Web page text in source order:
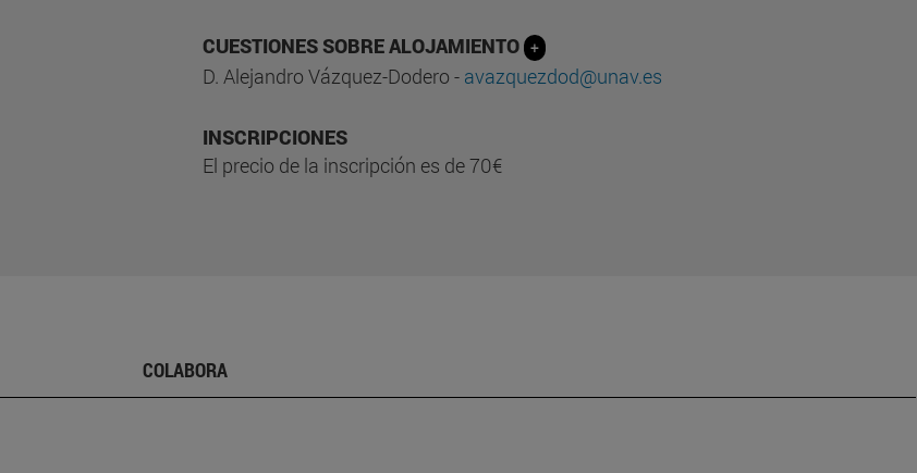
CUESTIONES SOBRE ALOJAMIENTO +
D. Alejandro Vázquez-Dodero - avazquezdod@unav.es
INSCRIPCIONES
El precio de la inscripción es de 70€
COLABORA